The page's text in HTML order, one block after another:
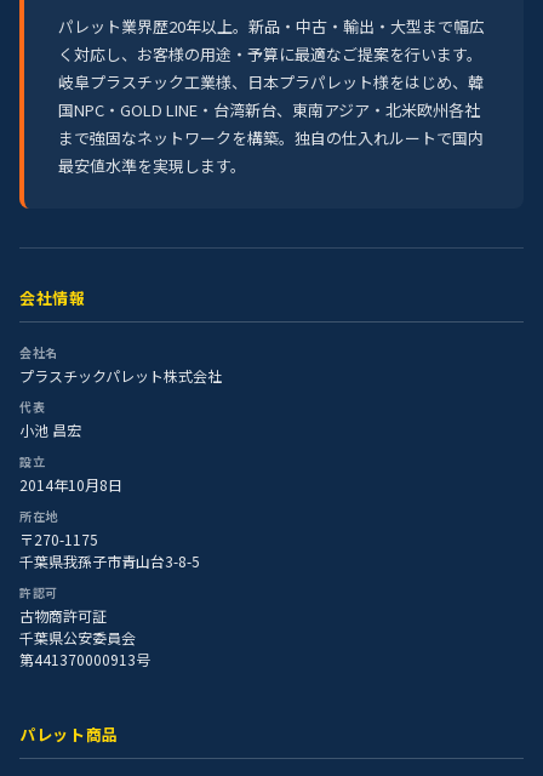
パレット業界歴20年以上。新品・中古・輸出・大型まで幅広
く対応し、お客様の用途・予算に最適なご提案を行います。
岐阜プラスチック工業様、日本プラパレット様をはじめ、韓
国NPC・GOLD LINE・台湾新台、東南アジア・北米欧州各社
まで強固なネットワークを構築。独自の仕入れルートで国内
最安値水準を実現します。
会社情報
会社名
プラスチックパレット株式会社
代表
小池 昌宏
設立
2014年10月8日
所在地
〒270-1175
千葉県我孫子市青山台3-8-5
許認可
古物商許可証
千葉県公安委員会
第441370000913号
パレット商品